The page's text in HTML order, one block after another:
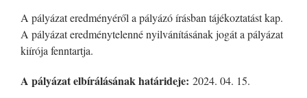
A pályázat eredményéről a pályázó írásban tájékoztatást kap.
A pályázat eredménytelenné nyilvánításának jogát a pályázat
kiírója fenntartja.
A pályázat elbírálásának határideje: 2024. 04. 15.